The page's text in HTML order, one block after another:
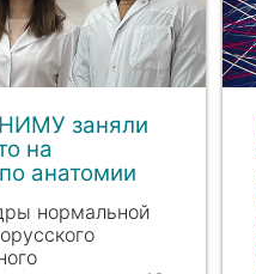
заняли
на
анатомии
нормальной